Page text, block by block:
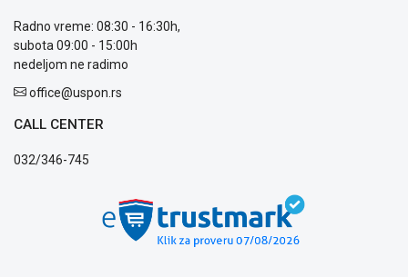
Radno vreme: 08:30 - 16:30h,
subota 09:00 - 15:00h
nedeljom ne radimo
office@uspon.rs
CALL CENTER
032/346-745